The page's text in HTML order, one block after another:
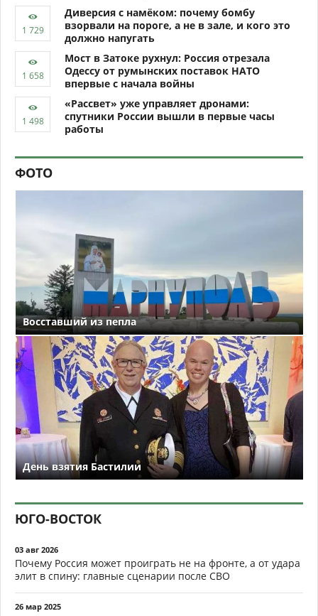
Диверсия с намёком: почему бомбу
взорвали на пороге, а не в зале, и кого это
должно напугать
Мост в Затоке рухнул: Россия отрезала
Одессу от румынских поставок НАТО
впервые с начала войны
«Рассвет» уже управляет дронами:
спутники России вышли в первые часы
работы
ФОТО
Восставший из пепла
День взятия Бастилии
ЮГО-ВОСТОК
03 авг 2026
Почему Россия может проиграть не на фронте, а от удара
элит в спину: главные сценарии после СВО
26 мар 2025